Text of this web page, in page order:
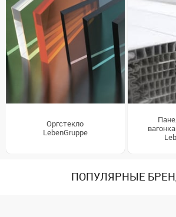
Оргстекло
LebenGruppe
ПОПУЛЯРНЫЕ